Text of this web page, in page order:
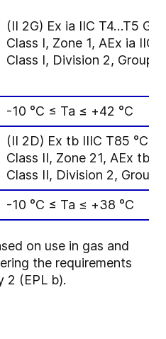
(II 2G) Ex ia IIC T4…T5 Gb
Class I, Zone 1, AEx ia IIC
Class I, Division 2, Group
-10 °C ≤ Ta ≤ +42 °C
(II 2D) Ex tb IIIC T85 °C
Class II, Zone 21, AEx tb
Class II, Division 2, Group
-10 °C ≤ Ta ≤ +38 °C
on use in gas and
the requirements
2 (EPL b).